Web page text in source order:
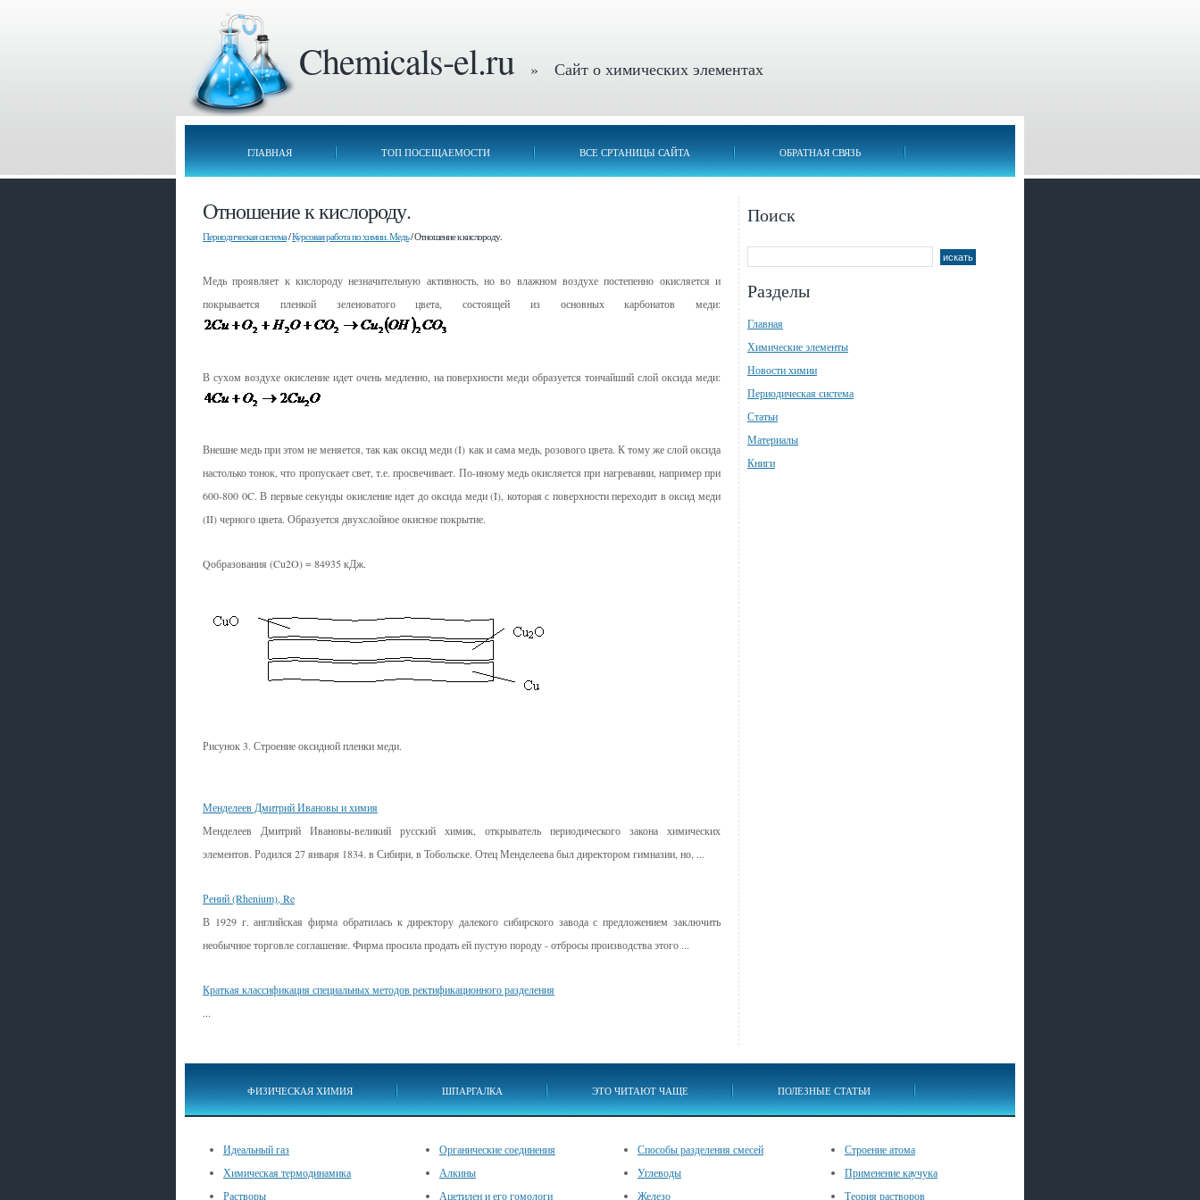
Chemicals-el.ru » Сайт о химических элементах
ГЛАВНАЯ ТОП ПОСЕЩАЕМОСТИ ВСЕ СРТАНИЦЫ САЙТА ОБРАТНАЯ СВЯЗЬ
Отношение к кислороду.
Периодическая система/Курсовая работа по химии. Медь/ Отношение к кислороду.
Медь проявляет к кислороду незначительную активность, но во влажном воздухе постепенно окисляется и
покрывается пленкой зеленоватого цвета, состоящей из основных карбонатов меди:
В сухом воздухе окисление идет очень медленно, на поверхности меди образуется тончайший слой оксида меди:
Внешне медь при этом не меняется, так как оксид меди (I) как и сама медь, розового цвета. К тому же слой оксида
настолько тонок, что пропускает свет, т.е. просвечивает. По-иному медь окисляется при нагревании, например при
600-800 0C. В первые секунды окисление идет до оксида меди (I), которая с поверхности переходит в оксид меди
(II) черного цвета. Образуется двухслойное окисное покрытие.
Qобразования (Cu2O) = 84935 кДж.
Рисунок 3. Строение оксидной пленки меди.
Менделеев Дмитрий Ивановы и химия
Менделеев Дмитрий Ивановы-великий русский химик, открыватель периодического закона химических
элементов. Родился 27 января 1834. в Сибири, в Тобольске. Отец Менделеева был директором гимназии, но, ...
Рений (Rhenium), Re
В 1929 г. английская фирма обратилась к директору далекого сибирского завода с предложением заключить
необычное торговле соглашение. Фирма просила продать ей пустую породу - отбросы производства этого ...
Краткая классификация специальных методов ректификационного разделения
...
Поиск
Разделы
Главная
Химические элементы
Новости химии
Периодическая система
Статьи
Материалы
Книги
ФИЗИЧЕСКАЯ ХИМИЯ ШПАРГАЛКА ЭТО ЧИТАЮТ ЧАЩЕ ПОЛЕЗНЫЕ СТАТЬИ
Идеальный газ
Химическая термодинамика
Растворы
Органические соединения
Алкины
Ацетилен и его гомологи
Способы разделения смесей
Углеводы
Железо
Строение атома
Применение каучука
Теория растворов